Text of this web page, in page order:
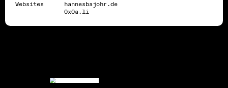
Websites
hannesbajohr.de
0x0a.li